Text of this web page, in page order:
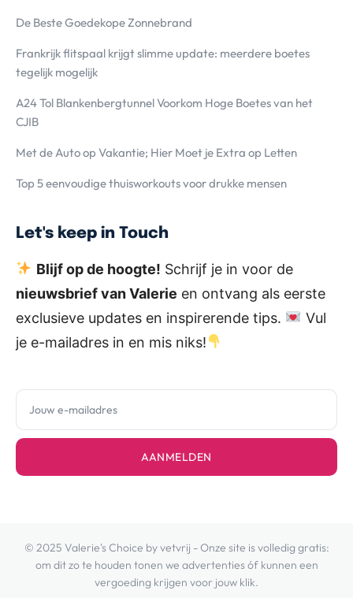
De Beste Goedekope Zonnebrand
Frankrijk flitspaal krijgt slimme update: meerdere boetes
tegelijk mogelijk
A24 Tol Blankenbergtunnel Voorkom Hoge Boetes van het
CJIB
Met de Auto op Vakantie; Hier Moet je Extra op Letten
Top 5 eenvoudige thuisworkouts voor drukke mensen
Let's keep in Touch
Blijf op de hoogte! Schrijf je in voor de
nieuwsbrief van Valerie en ontvang als eerste
exclusieve updates en inspirerende tips.
Vul
je e-mailadres in en mis niks!
AANMELDEN
© 2025 Valerie's Choice by vetvrij - Onze site is volledig gratis:
om dit zo te houden tonen we advertenties óf kunnen een
vergoeding krijgen voor jouw klik.